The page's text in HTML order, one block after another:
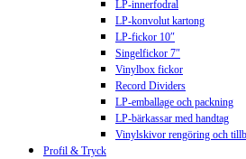
LP-innerfodral
LP-konvolut kartong
LP-fickor 10″
Singelfickor 7″
Vinylbox fickor
Record Dividers
LP-emballage och packning
LP-bärkassar med handtag
Vinylskivor rengöring och
Profil & Tryck